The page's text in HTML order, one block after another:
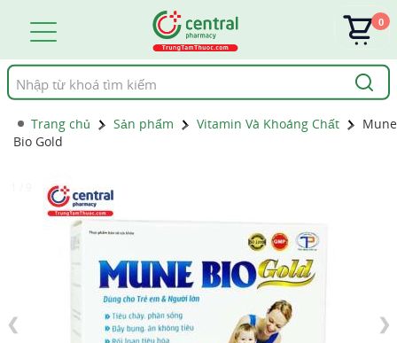
Tìm
kiếm
0
Trang chủ Sản phẩm Vitamin Và Khoáng Chất
Mune
Bio Gold
❮ ❯